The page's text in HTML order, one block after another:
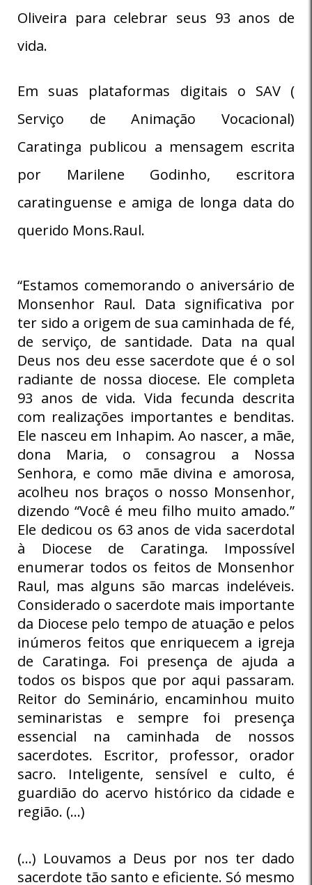
Oliveira para celebrar seus 93 anos de
vida.
Em suas plataformas digitais o SAV (
Serviço de Animação Vocacional)
Caratinga publicou a mensagem escrita
por Marilene Godinho, escritora
caratinguense e amiga de longa data do
querido Mons.Raul.
“Estamos comemorando o aniversário de
Monsenhor Raul. Data significativa por
ter sido a origem de sua caminhada de fé,
de serviço, de santidade. Data na qual
Deus nos deu esse sacerdote que é o sol
radiante de nossa diocese. Ele completa
93 anos de vida. Vida fecunda descrita
com realizações importantes e benditas.
Ele nasceu em Inhapim. Ao nascer, a mãe,
dona Maria, o consagrou a Nossa
Senhora, e como mãe divina e amorosa,
acolheu nos braços o nosso Monsenhor,
dizendo “Você é meu filho muito amado.”
Ele dedicou os 63 anos de vida sacerdotal
à Diocese de Caratinga. Impossível
enumerar todos os feitos de Monsenhor
Raul, mas alguns são marcas indeléveis.
Considerado o sacerdote mais importante
da Diocese pelo tempo de atuação e pelos
inúmeros feitos que enriquecem a igreja
de Caratinga. Foi presença de ajuda a
todos os bispos que por aqui passaram.
Reitor do Seminário, encaminhou muito
seminaristas e sempre foi presença
essencial na caminhada de nossos
sacerdotes. Escritor, professor, orador
sacro. Inteligente, sensível e culto, é
guardião do acervo histórico da cidade e
região. (…)
(…) Louvamos a Deus por nos ter dado
sacerdote tão santo e eficiente. Só mesmo